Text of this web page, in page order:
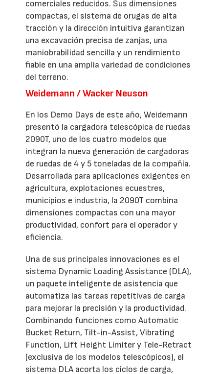
comerciales reducidos. Sus dimensiones
compactas, el sistema de orugas de alta
tracción y la dirección intuitiva garantizan
una excavación precisa de zanjas, una
maniobrabilidad sencilla y un rendimiento
fiable en una amplia variedad de condiciones
del terreno.
Weidemann / Wacker Neuson
En los Demo Days de este año, Weidemann
presentó la cargadora telescópica de ruedas
2090T, uno de los cuatro modelos que
integran la nueva generación de cargadoras
de ruedas de 4 y 5 toneladas de la compañía.
Desarrollada para aplicaciones exigentes en
agricultura, explotaciones ecuestres,
municipios e industria, la 2090T combina
dimensiones compactas con una mayor
productividad, confort para el operador y
eficiencia.
Una de sus principales innovaciones es el
sistema Dynamic Loading Assistance (DLA),
un paquete inteligente de asistencia que
automatiza las tareas repetitivas de carga
para mejorar la precisión y la productividad.
Combinando funciones como Automatic
Bucket Return, Tilt-in-Assist, Vibrating
Function, Lift Height Limiter y Tele-Retract
(exclusiva de los modelos telescópicos), el
sistema DLA acorta los ciclos de carga,